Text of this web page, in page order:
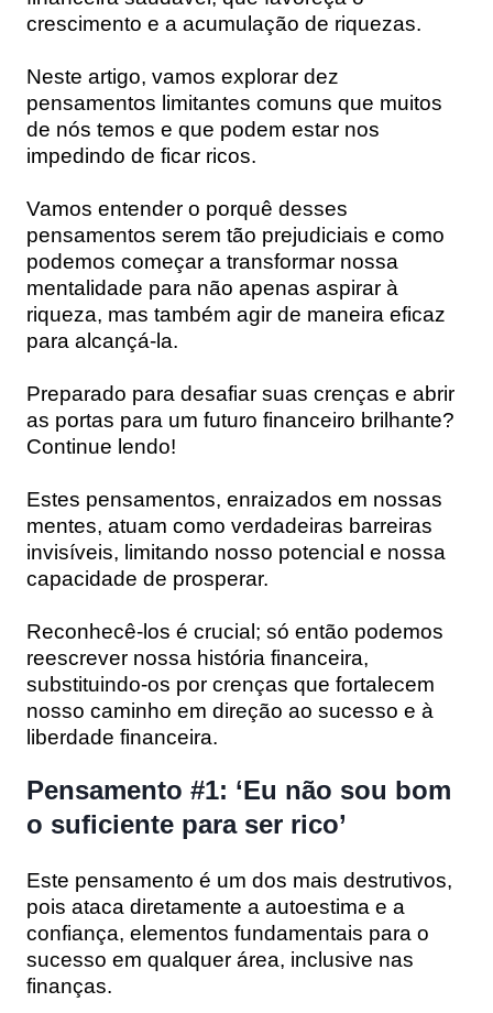
crescimento e a acumulação de riquezas.
Neste artigo, vamos explorar dez
pensamentos limitantes comuns que muitos
de nós temos e que podem estar nos
impedindo de ficar ricos.
Vamos entender o porquê desses
pensamentos serem tão prejudiciais e como
podemos começar a transformar nossa
mentalidade para não apenas aspirar à
riqueza, mas também agir de maneira eficaz
para alcançá-la.
Preparado para desafiar suas crenças e abrir
as portas para um futuro financeiro brilhante?
Continue lendo!
Estes pensamentos, enraizados em nossas
mentes, atuam como verdadeiras barreiras
invisíveis, limitando nosso potencial e nossa
capacidade de prosperar.
Reconhecê-los é crucial; só então podemos
reescrever nossa história financeira,
substituindo-os por crenças que fortalecem
nosso caminho em direção ao sucesso e à
liberdade financeira.
Pensamento #1: ‘Eu não sou bom
o suficiente para ser rico’
Este pensamento é um dos mais destrutivos,
pois ataca diretamente a autoestima e a
confiança, elementos fundamentais para o
sucesso em qualquer área, inclusive nas
finanças.